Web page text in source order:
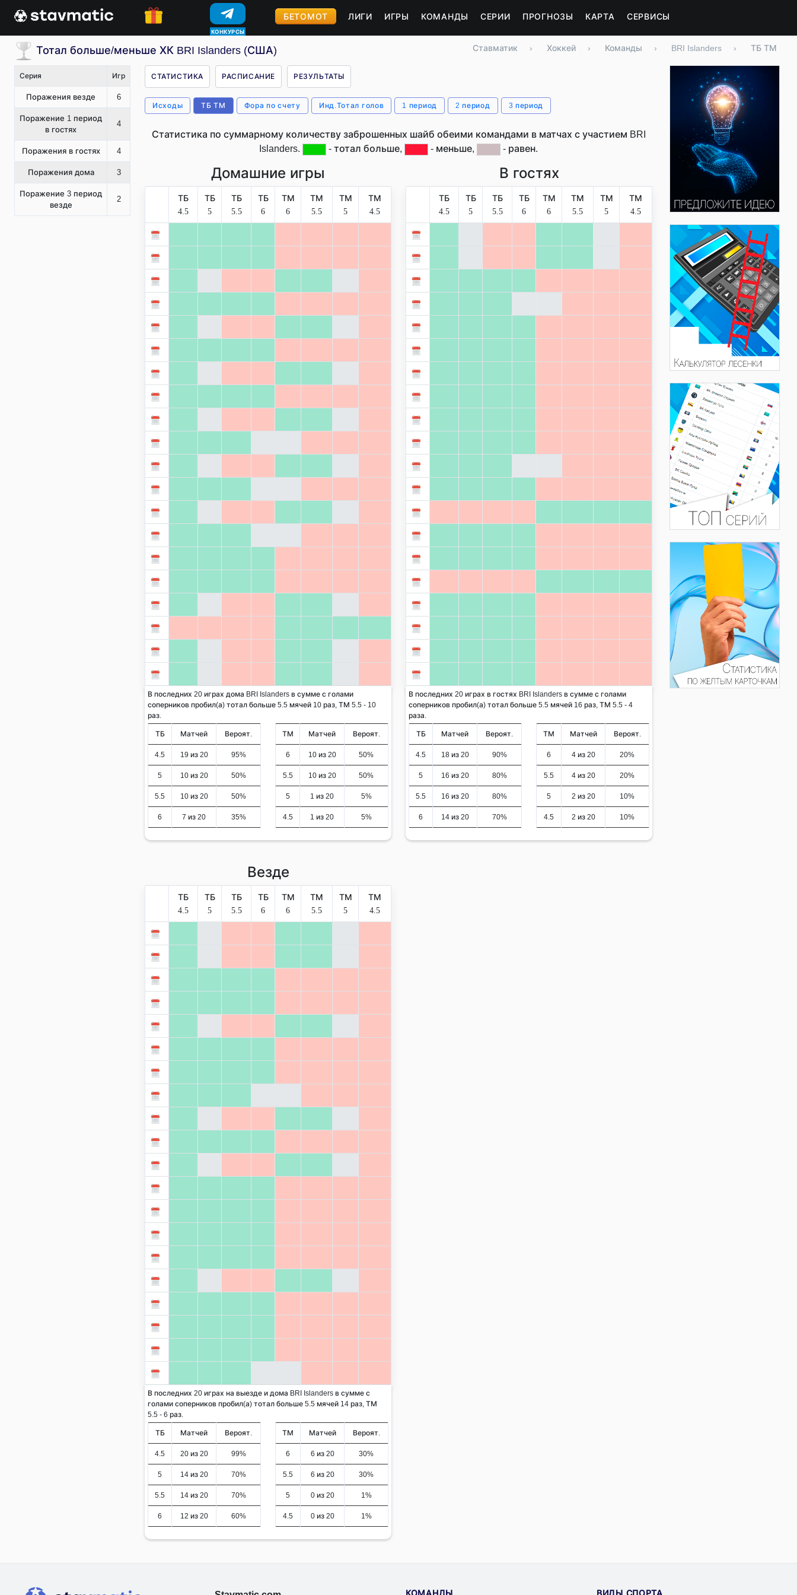
КОНКУРСЫ
БЕТОМОТ ЛИГИ ИГРЫ КОМАНДЫ СЕРИИ ПРОГНОЗЫ КАРТА СЕРВИСЫ
Тотал больше/меньше ХК BRI Islanders (США) Ставматик › Хоккей › Команды › BRI Islanders › ТБ ТМ
Серия Игр
Поражения везде 6
Поражение 1 период
в гостях
4
Поражения в гостях 4
Поражения дома 3
Поражение 3 период
везде
2
СТАТИСТИКА РАСПИСАНИЕ РЕЗУЛЬТАТЫ
Исходы ТБ ТМ Фора по счету Инд.Тотал голов 1 период 2 период 3 период
Статистика по суммарному количеству заброшенных шайб обеими командами в матчах с участием BRI
Islanders.
- тотал больше, - меньше, - равен.
Домашние игры
ТБ
4.5
ТБ
5
ТБ
5.5
ТБ
6
ТМ
6
ТМ
5.5
ТМ
5
ТМ
4.5
В последних 20 играх дома BRI Islanders в сумме с голами
соперников пробил(а) тотал больше 5.5 мячей 10 раз, ТМ 5.5 - 10
раз.
ТБ Матчей Вероят.
4.5 19 из 20 95%
5 10 из 20 50%
5.5 10 из 20 50%
6 7 из 20 35%
ТМ Матчей Вероят.
6 10 из 20 50%
5.5 10 из 20 50%
5 1 из 20 5%
4.5 1 из 20 5%
В гостях
ТБ
4.5
ТБ
5
ТБ
5.5
ТБ
6
ТМ
6
ТМ
5.5
ТМ
5
ТМ
4.5
В последних 20 играх в гостях BRI Islanders в сумме с голами
соперников пробил(а) тотал больше 5.5 мячей 16 раз, ТМ 5.5 - 4
раза.
ТБ Матчей Вероят.
4.5 18 из 20 90%
5 16 из 20 80%
5.5 16 из 20 80%
6 14 из 20 70%
ТМ Матчей Вероят.
6 4 из 20 20%
5.5 4 из 20 20%
5 2 из 20 10%
4.5 2 из 20 10%
Везде
ТБ
4.5
ТБ
5
ТБ
5.5
ТБ
6
ТМ
6
ТМ
5.5
ТМ
5
ТМ
4.5
В последних 20 играх на выезде и дома BRI Islanders в сумме с
голами соперников пробил(а) тотал больше 5.5 мячей 14 раз, ТМ
5.5 - 6 раз.
ТБ Матчей Вероят.
4.5 20 из 20 99%
5 14 из 20 70%
5.5 14 из 20 70%
6 12 из 20 60%
ТМ Матчей Вероят.
6 6 из 20 30%
5.5 6 из 20 30%
5 0 из 20 1%
4.5 0 из 20 1%
КОМАНДЫ ВИДЫ СПОРТА